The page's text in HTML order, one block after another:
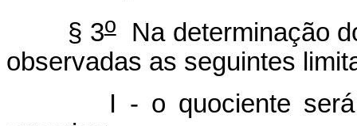
§ 3oNa determinação
observadas as seguintes
I - o quociente será